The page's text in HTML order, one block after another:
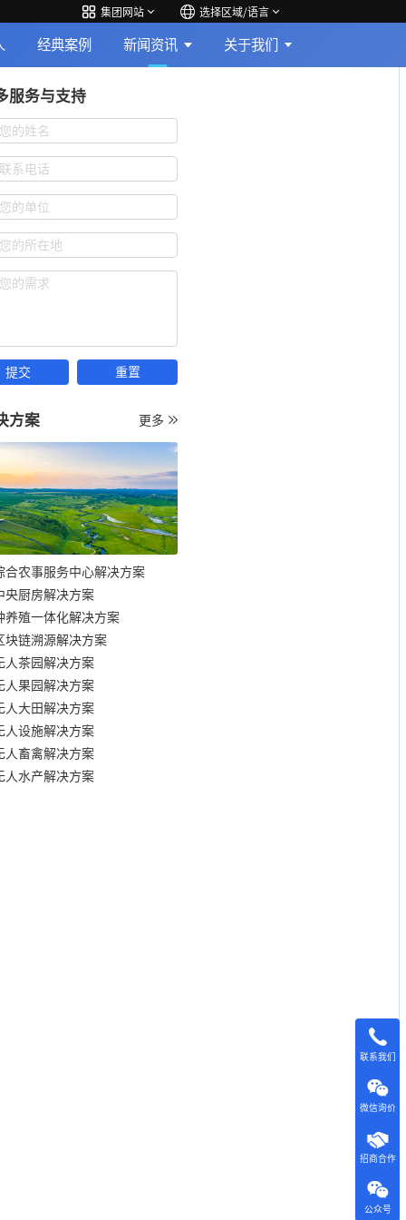
集团网站 选择区域/语言
经典案例 新闻资讯 关于我们
服务与支持
的姓名
系电话
的单位
的所在地
的需求
方案 更多
合农事服务中心解决方案
央厨房解决方案
养殖一体化解决方案
块链溯源解决方案
人茶园解决方案
人果园解决方案
人大田解决方案
人设施解决方案
人畜禽解决方案
人水产解决方案
联系我们
微信询价
招商合作
公众号